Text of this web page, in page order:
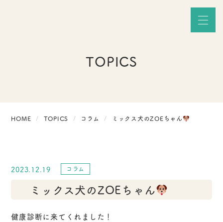
TOPICS
HOME TOPICS コラム ミックス犬のZOEちゃん
2023.12.19 コラム
ミックス犬のZOEちゃん
健康診断に来てくれました！